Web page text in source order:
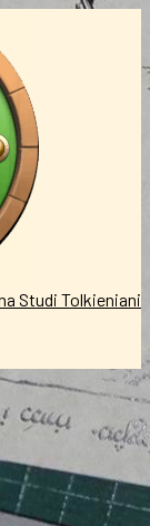
Studi Tolkieniani